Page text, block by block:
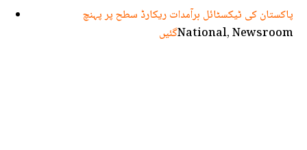
پاکستان کی ٹیکسٹائل برآمدات ریکارڈ سطح پر پہنچ
گئیںNational, Newsroom